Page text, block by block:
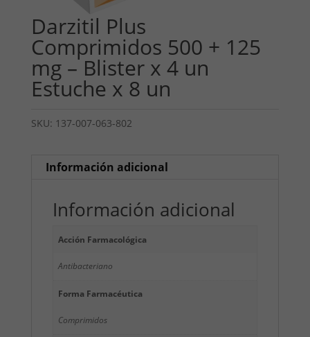
Darzitil Plus
Comprimidos 500 + 125
mg – Blister x 4 un
Estuche x 8 un
SKU: 137-007-063-802
Información adicional
Información adicional
Acción Farmacológica
Antibacteriano
Forma Farmacéutica
Comprimidos